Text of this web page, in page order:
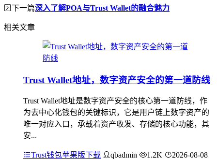
下一篇深入了解POA与Trust Wallet的融合魅力
相关文章
Trust Wallet地址，数字资产安全的第一道防线
Trust Wallet地址是数字资产安全的核心第一道防线，作
为去中心化钱包的关键标识，它是用户链上数字资产的
唯一对应入口，承载着资产收发、存储的核心功能，其
安...
Trust钱包苹果版下载 qbadmin 1.2K 2026-08-08